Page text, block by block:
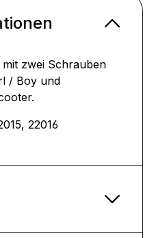
zwei Schrauben
/ Boy und
22016